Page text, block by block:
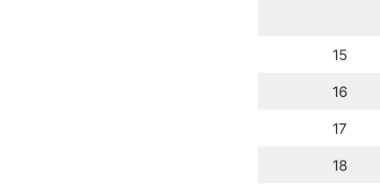
15
16
17
18